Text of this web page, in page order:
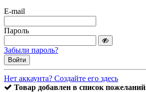
E-mail
Пароль
Забыли пароль?
Войти
Нет аккаунта? Создайте его здесь
Товар добавлен в список пожеланий